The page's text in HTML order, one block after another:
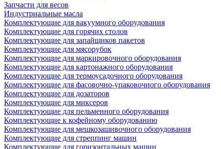
Запчасти для весов
Индустриальные масла
Комплектующие для вакуумного оборудования
Комплектующие для горячих столов
Комплектующие для запайщиков пакетов
Комплектующие для мясорубок
Комплектующие для маркировочного оборудования
Комплектующие для картонажного оборудования
Комплектующие для термоусадочного оборудования
Комплектующие для фасовочно-упаковочного оборудования
Комплектующие для дозаторов
Комплектующие для миксеров
Комплектующие для пельменного оборудования
Комплектующие к кофейному оборудованию
Комплектующие для мешкозашивочного оборудования
Комплектующие для стреппинг машин
Комплектующие для горизонтальных машин